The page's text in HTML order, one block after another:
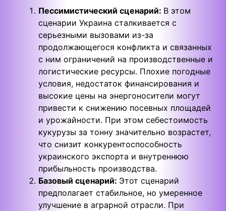
Пессимистический сценарий: В этом
сценарии Украина сталкивается с
серьезными вызовами из-за
продолжающегося конфликта и связанных
с ним ограничений на производственные и
логистические ресурсы. Плохие погодные
условия, недостаток финансирования и
высокие цены на энергоносители могут
привести к снижению посевных площадей
и урожайности. При этом себестоимость
кукурузы за тонну значительно возрастет,
что снизит конкурентоспособность
украинского экспорта и внутреннюю
прибыльность производства.
Базовый сценарий: Этот сценарий
предполагает стабильное, но умеренное
улучшение в аграрной отрасли. При